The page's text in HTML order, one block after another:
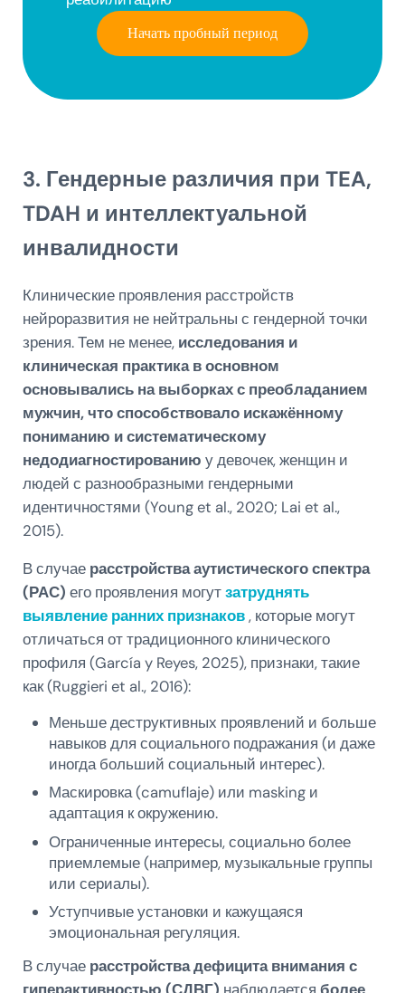
Начать пробный период
3. Гендерные различия при TEA,
TDAH и интеллектуальной
инвалидности
Клинические проявления расстройств
нейроразвития не нейтральны с гендерной точки
зрения. Тем не менее, исследования и
клиническая практика в основном
основывались на выборках с преобладанием
мужчин, что способствовало искажённому
пониманию и систематическому
недодиагностированию у девочек, женщин и
людей с разнообразными гендерными
идентичностями (Young et al., 2020; Lai et al.,
2015).
В случае расстройства аутистического спектра
(РАС) его проявления могутзатруднять
выявление ранних признаков, которые могут
отличаться от традиционного клинического
профиля (García y Reyes, 2025), признаки, такие
как (Ruggieri et al., 2016):
Меньше деструктивных проявлений и больше
навыков для социального подражания (и даже
иногда больший социальный интерес).
Маскировка (camuflaje) или masking и
адаптация к окружению.
Ограниченные интересы, социально более
приемлемые (например, музыкальные группы
или сериалы).
Уступчивые установки и кажущаяся
эмоциональная регуляция.
В случаерасстройства дефицита внимания с